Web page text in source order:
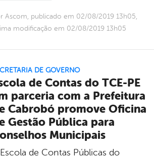
Ascom, publicado em 02/08/2019 13h05,
modificação em 02/08/2019 13h05
DE GOVERNO
de Contas do TCE-PE
parceria com a Prefeitura
Cabrobó promove Oficina
Gestão Pública para
Municipais
de Contas Públicas do